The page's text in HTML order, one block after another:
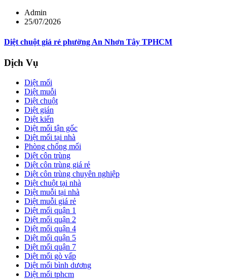
Admin
25/07/2026
Diệt chuột giá rẻ phường An Nhơn Tây TPHCM
Dịch Vụ
Diệt mối
Diệt muỗi
Diệt chuột
Diệt gián
Diệt kiến
Diệt mối tận gốc
Diệt mối tại nhà
Phòng chống mối
Diệt côn trùng
Diệt côn trùng giá rẻ
Diệt côn trùng chuyên nghiệp
Diệt chuột tại nhà
Diệt muỗi tại nhà
Diệt muỗi giá rẻ
Diệt mối quận 1
Diệt mối quận 2
Diệt mối quận 4
Diệt mối quận 5
Diệt mối quận 7
Diệt mối gò vấp
Diệt mối bình dương
Diệt mối tphcm